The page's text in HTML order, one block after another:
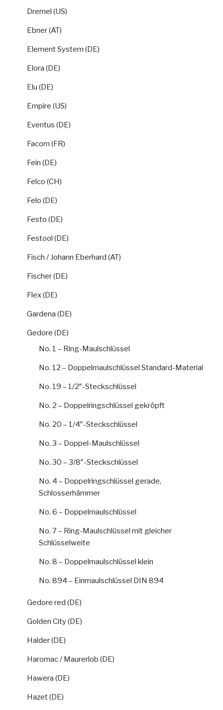
Dremel (US)
Ebner (AT)
Element System (DE)
Elora (DE)
Elu (DE)
Empire (US)
Eventus (DE)
Facom (FR)
Fein (DE)
Felco (CH)
Felo (DE)
Festo (DE)
Festool (DE)
Fisch / Johann Eberhard (AT)
Fischer (DE)
Flex (DE)
Gardena (DE)
Gedore (DE)
No. 1 – Ring-Maulschlüssel
No. 12 – Doppelmaulschlüssel Standard-Material
No. 19 – 1/2″-Steckschlüssel
No. 2 – Doppelringschlüssel gekröpft
No. 20 – 1/4″-Steckschlüssel
No. 3 – Doppel-Maulschlüssel
No. 30 – 3/8″-Steckschlüssel
No. 4 – Doppelringschlüssel gerade,
Schlosserhämmer
No. 6 – Doppelmaulschlüssel
No. 7 – Ring-Maulschlüssel mit gleicher
Schlüsselweite
No. 8 – Doppelmaulschlüssel klein
No. 894 – Einmaulschlüssel DIN 894
Gedore red (DE)
Golden City (DE)
Halder (DE)
Haromac / Maurerlob (DE)
Hawera (DE)
Hazet (DE)